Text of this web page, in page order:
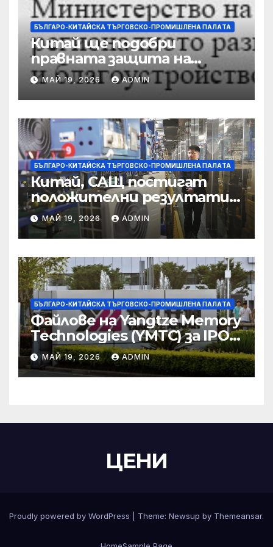
БЪЛГАРО-КИТАЙСКА ТЪРГОВСКО-ПРОМИШЛЕНА ПАЛAТА
Китай ще подобри
правната защита на
предприятията, ще се
съсредоточи върху
борбата с
корпоративната
престъпност
МАЙ 19, 2026 ADMIN
БЪЛГАРО-КИТАЙСКА ТЪРГОВСКО-ПРОМИШЛЕНА ПАЛAТА
Китай, САЩ постигат
положителни резултати в
икономическите и
търговски консултации:
министерство
МАЙ 19, 2026 ADMIN
БЪЛГАРО-КИТАЙСКА ТЪРГОВСКО-ПРОМИШЛЕНА ПАЛAТА
Файлове на Yangtze Memory
Technologies (YMTC) за IPO
на STAR Market
МАЙ 19, 2026 ADMIN
ЦЕНИ
Proudly powered by WordPress Theme: Newsup by Themeansar.